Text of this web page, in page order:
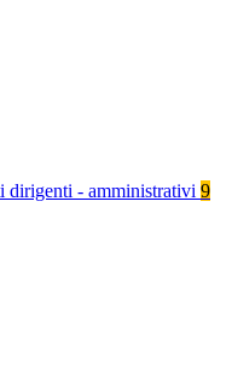
dirigenti - amministrativi 9